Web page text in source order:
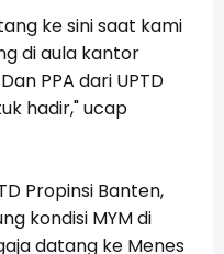
ke sini saat kami
di aula kantor
PPA dari UPTD
hadir," ucap
Propinsi Banten,
kondisi MYM di
datang ke Menes